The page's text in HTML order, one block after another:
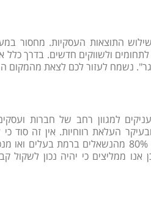
התוצאות העסקיות. מחסור
ולשווקים חדשים. בדרך
נשמח לעזור לכם לצאת מהמקום
והבינוניים בישראל נסגרים במהלך חמש השנים הראשונות
אנו ממליצים כי יהיה נכון לשקול